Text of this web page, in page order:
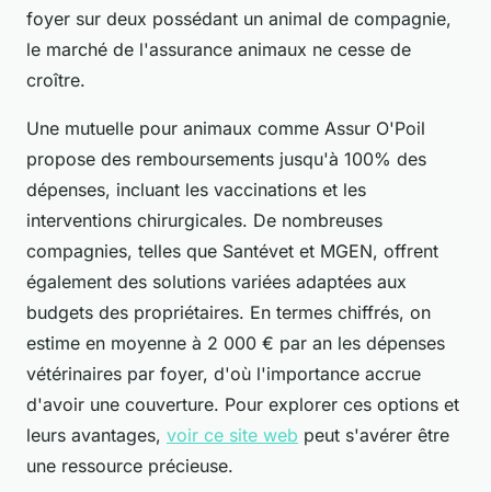
foyer sur deux possédant un animal de compagnie,
le marché de l'assurance animaux ne cesse de
croître.
Une mutuelle pour animaux comme Assur O'Poil
propose des remboursements jusqu'à 100% des
dépenses, incluant les vaccinations et les
interventions chirurgicales. De nombreuses
compagnies, telles que Santévet et MGEN, offrent
également des solutions variées adaptées aux
budgets des propriétaires. En termes chiffrés, on
estime en moyenne à 2 000 € par an les dépenses
vétérinaires par foyer, d'où l'importance accrue
d'avoir une couverture. Pour explorer ces options et
leurs avantages, voir ce site web peut s'avérer être
une ressource précieuse.